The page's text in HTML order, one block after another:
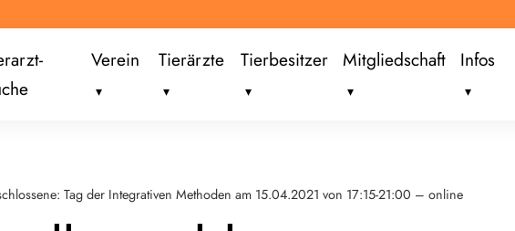
Verein Tierärzte Tierbesitzer Mitgliedschaft Infos
Tag der Integrativen Methoden am 15.04.2021 von 17:15-21:00 – online